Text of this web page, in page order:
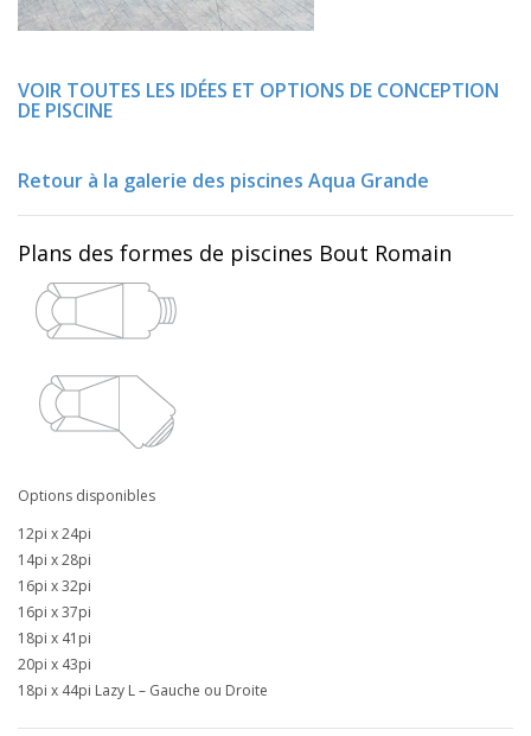
VOIR TOUTES LES IDÉES ET OPTIONS DE CONCEPTION
DE PISCINE
Retour à la galerie des piscines Aqua Grande
Plans des formes de piscines Bout Romain
Options disponibles
12pi x 24pi
14pi x 28pi
16pi x 32pi
16pi x 37pi
18pi x 41pi
20pi x 43pi
18pi x 44pi Lazy L – Gauche ou Droite